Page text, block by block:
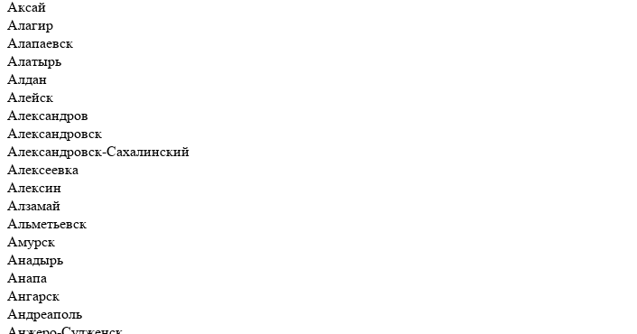
Аксай
Алагир
Алапаевск
Алатырь
Алдан
Алейск
Александров
Александровск
Александровск-Сахалинский
Алексеевка
Алексин
Алзамай
Альметьевск
Амурск
Анадырь
Анапа
Ангарск
Андреаполь